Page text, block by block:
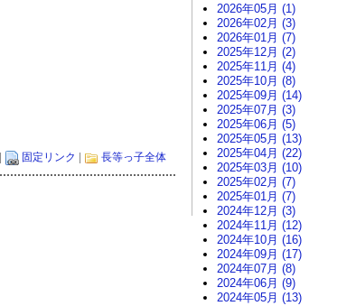
固定リンク 長等っ子全体
2026年05月 (1)
2026年02月 (3)
2026年01月 (7)
2025年12月 (2)
2025年11月 (4)
2025年10月 (8)
2025年09月 (14)
2025年07月 (3)
2025年06月 (5)
2025年05月 (13)
2025年04月 (22)
2025年03月 (10)
2025年02月 (7)
2025年01月 (7)
2024年12月 (3)
2024年11月 (12)
2024年10月 (16)
2024年09月 (17)
2024年07月 (8)
2024年06月 (9)
2024年05月 (13)